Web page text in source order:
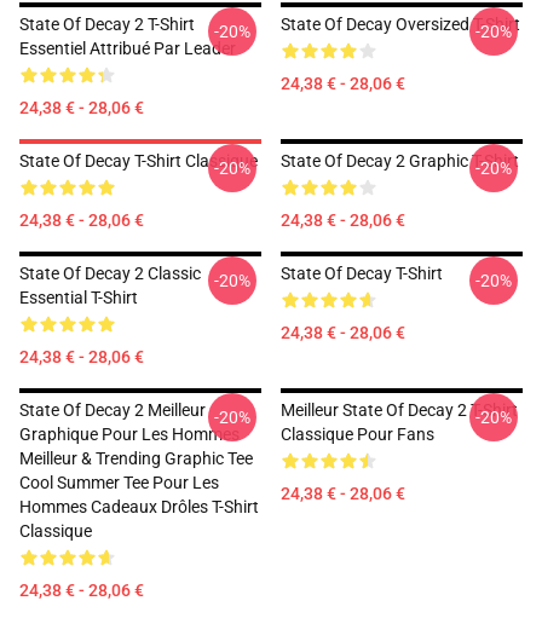
State Of Decay 2 T-Shirt
Essentiel Attribué Par Leader
24,38 € - 28,06 €
-20% State Of Decay Oversized T-Shirt
24,38 € - 28,06 €
-20%
State Of Decay T-Shirt Classique
24,38 € - 28,06 €
-20% State Of Decay 2 Graphic T-Shirt
24,38 € - 28,06 €
-20%
State Of Decay 2 Classic
Essential T-Shirt
24,38 € - 28,06 €
-20% State Of Decay T-Shirt
24,38 € - 28,06 €
-20%
State Of Decay 2 Meilleur
Graphique Pour Les Hommes
Meilleur & Trending Graphic Tee
Cool Summer Tee Pour Les
Hommes Cadeaux Drôles T-Shirt
Classique
24,38 € - 28,06 €
-20%
Meilleur State Of Decay 2 T-Shirt
Classique Pour Fans
24,38 € - 28,06 €
-20%